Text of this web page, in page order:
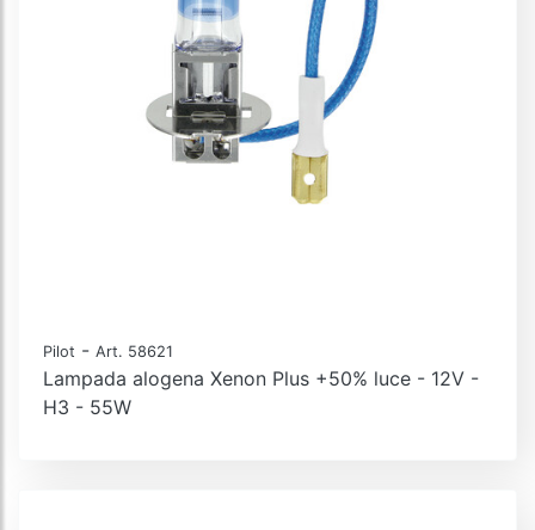
Pilot - Art. 58621
Lampada alogena Xenon Plus +50% luce - 12V -
H3 - 55W